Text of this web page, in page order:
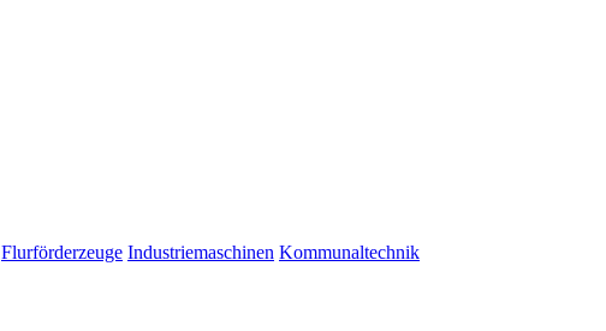
Flurförderzeuge Industriemaschinen Kommunaltechnik